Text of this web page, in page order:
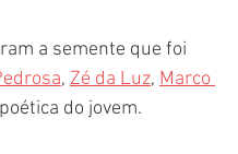
a semente que foi
, Zé da Luz, Marco
do jovem.